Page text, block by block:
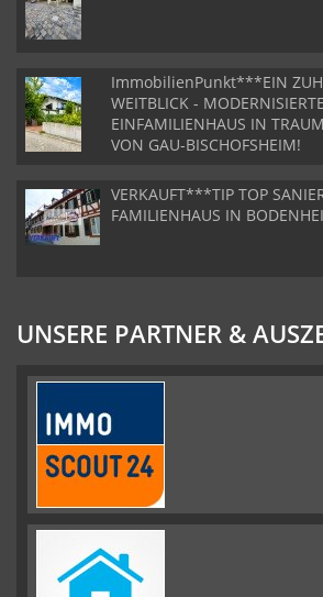
ImmobilienPunkt***EIN
WEITBLICK -
EINFAMILIENHAUS IN
VON GAU-BISCHOFSHEIM!
VERKAUFT***TIP TOP
FAMILIENHAUS IN
UNSERE PARTNER &